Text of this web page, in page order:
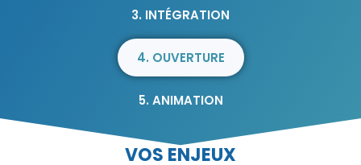
3. INTÉGRATION
4. OUVERTURE
5. ANIMATION
VOS ENJEUX